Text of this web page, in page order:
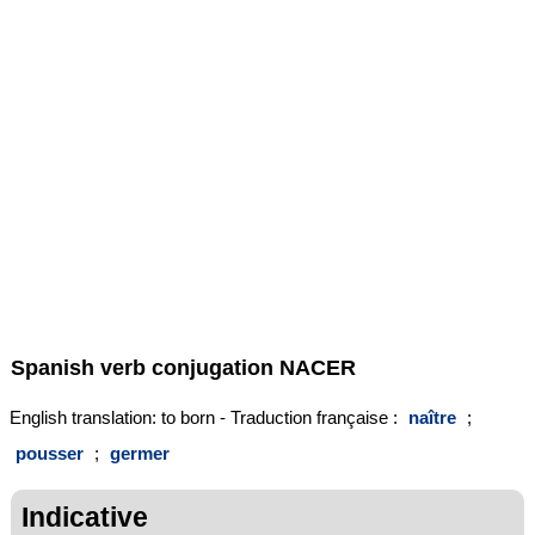
Spanish verb conjugation NACER
English translation: to born - Traduction française : naître ;
pousser ; germer
Indicative